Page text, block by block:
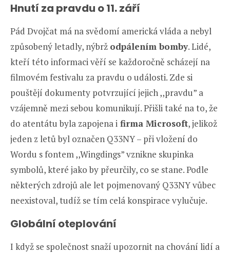
Hnutí za pravdu o 11. září
Pád Dvojčat má na svědomí americká vláda a nebyl
způsobený letadly, nýbrž odpálením bomby. Lidé,
kteří této informaci věří se každoročně scházejí na
filmovém festivalu za pravdu o události. Zde si
pouštějí dokumenty potvrzující jejich ,,pravdu” a
vzájemně mezi sebou komunikují. Přišli také na to, že
do atentátu byla zapojena i firma Microsoft, jelikož
jeden z letů byl označen Q33NY – při vložení do
Wordu s fontem ,,Wingdings” vznikne skupinka
symbolů, které jako by přeurčily, co se stane. Podle
některých zdrojů ale let pojmenovaný Q33NY vůbec
neexistoval, tudíž se tím celá konspirace vylučuje.
Globální oteplování
I když se společnost snaží upozornit na chování lidí a